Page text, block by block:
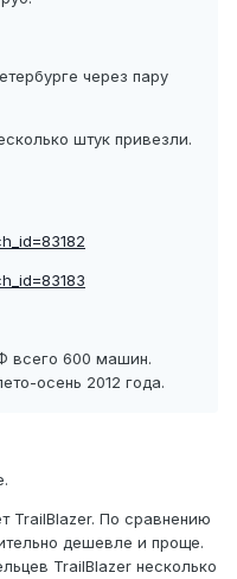
через пару
штук привезли.
всего 600 машин.
осень 2012 года.
TrailBlazer. По сравнению
дешевле и проще.
TrailBlazer несколько